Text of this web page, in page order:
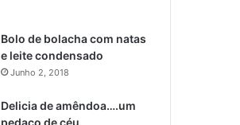
Bolo de bolacha com natas
e leite condensado
Junho 2, 2018
Delicia de amêndoa….um